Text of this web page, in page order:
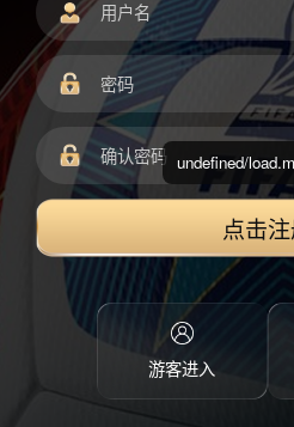
点击
游客进入
undefined/